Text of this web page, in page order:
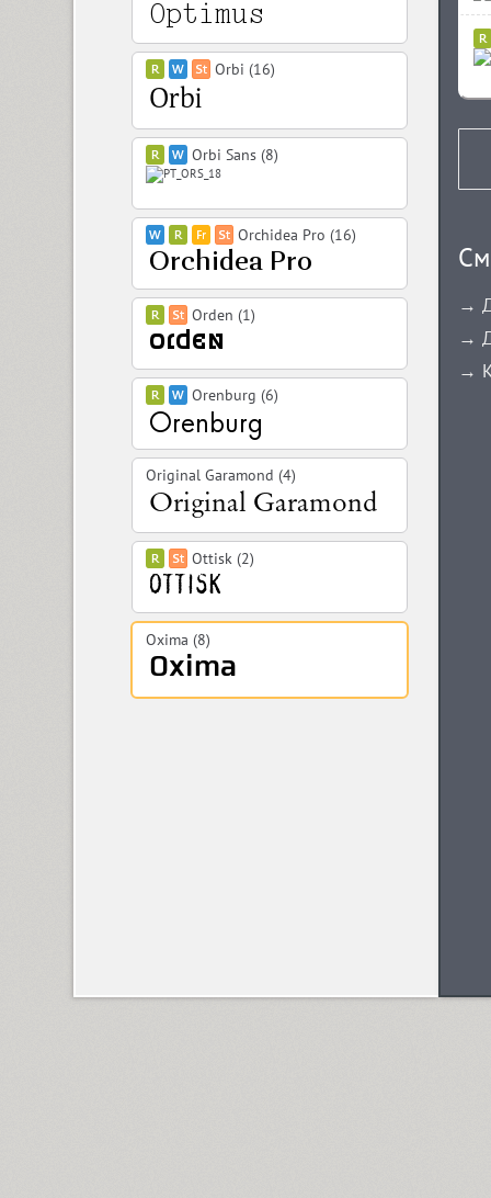
Orbi (16)
Orbi Sans (8)
Orchidea Pro (16)
Orden (1)
Orenburg (6)
Original Garamond (4)
Ottisk (2)
Oxima (8)
→
→
→